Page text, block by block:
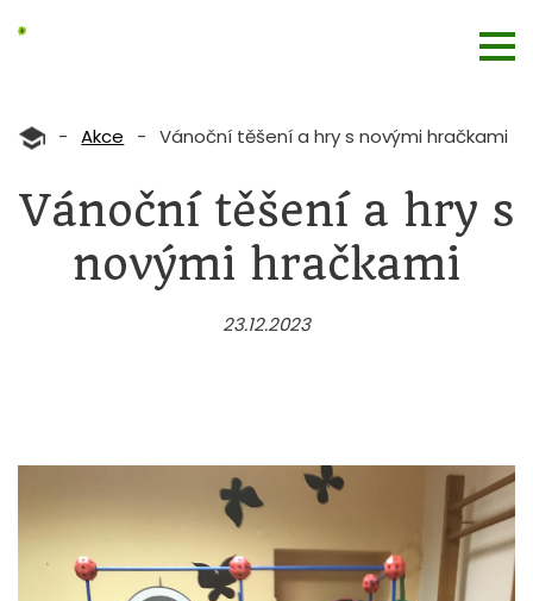
- Akce - Vánoční těšení a hry s novými hračkami
Vánoční těšení a hry s
novými hračkami
23.12.2023